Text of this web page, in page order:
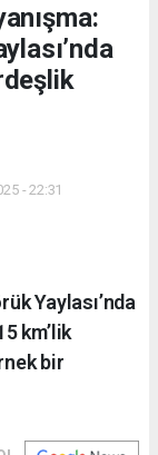
- 22:31
Yaylası’nda
km’lik
bir